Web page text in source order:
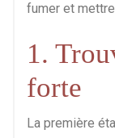
fumer et
1.
forte
La première